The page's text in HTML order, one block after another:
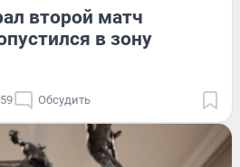
второй матч
в зону
Обсудить